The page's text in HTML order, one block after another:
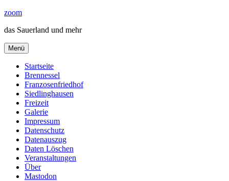
Zum
springen
zoom
das Sauerland und mehr
Menü
Startseite
Brennessel
Franzosenfriedhof
Siedlinghausen
Freizeit
Galerie
Impressum
Datenschutz
Datenauszug
Daten Löschen
Veranstaltungen
Über
Mastodon